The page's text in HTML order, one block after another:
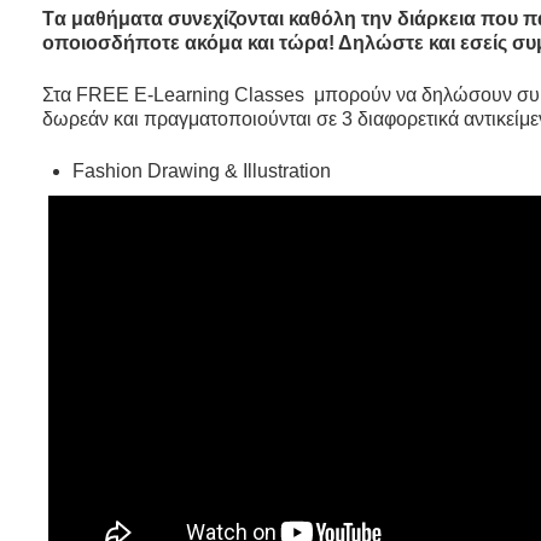
Tα μαθήματα συνεχίζονται καθόλη την διάρκεια που
οποιοσδήποτε ακόμα και τώρα! Δηλώστε και εσείς
Στα FREE Ε-Learning Classes μπορούν να δηλώσουν
δωρεάν και πραγματοποιούνται σε 3 διαφορετικά
Fashion Drawing & Ιllustration